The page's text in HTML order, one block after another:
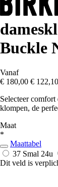
Buckle
Vanaf
€ 180,00 € 122,10
Selecteer
klompen, de
Maat
*
Maattabel
37 Smal 24u
Dit veld is